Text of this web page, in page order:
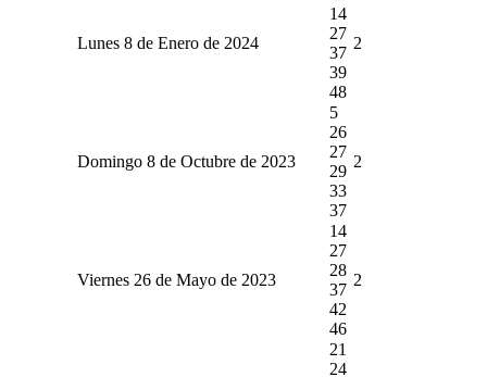
Lunes 8 de Enero de 2024
14
27
37
39
48
2
Domingo 8 de Octubre de 2023
5
26
27
29
33
37
2
Viernes 26 de Mayo de 2023
14
27
28
37
42
46
2
21
24